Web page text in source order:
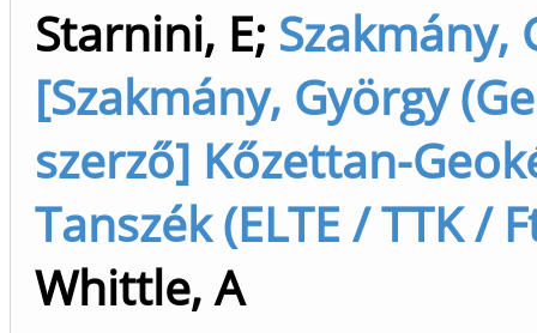
Starnini, E; Szakmány,
[Szakmány, György
szerző] Kőzettan-
Tanszék (ELTE / TTK /
Whittle, A